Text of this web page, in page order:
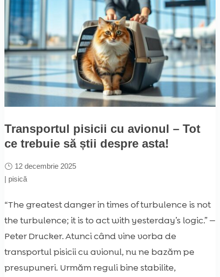
Transportul pisicii cu avionul – Tot
ce trebuie să știi despre asta!
12 decembrie 2025
| pisică
“The greatest danger in times of turbulence is not
the turbulence; it is to act with yesterday’s logic.” —
Peter Drucker. Atunci când vine vorba de
transportul pisicii cu avionul, nu ne bazăm pe
presupuneri. Urmăm reguli bine stabilite,